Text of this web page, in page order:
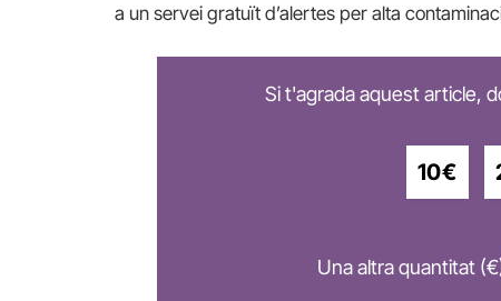
a un servei gratuït d’alertes per alta
Si t'agrada aquest article,
10€
Una altra quantitat